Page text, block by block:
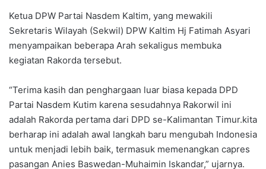
Ketua DPW Partai Nasdem Kaltim, yang mewakili
Sekretaris Wilayah (Sekwil) DPW Kaltim Hj Fatimah Asyari
menyampaikan beberapa Arah sekaligus membuka
kegiatan Rakorda tersebut.
“Terima kasih dan penghargaan luar biasa kepada DPD
Partai Nasdem Kutim karena sesudahnya Rakorwil ini
adalah Rakorda pertama dari DPD se-Kalimantan Timur.kita
berharap ini adalah awal langkah baru mengubah Indonesia
untuk menjadi lebih baik, termasuk memenangkan capres
pasangan Anies Baswedan-Muhaimin Iskandar,” ujarnya.